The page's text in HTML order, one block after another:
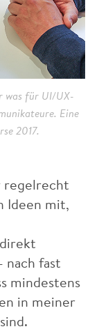
was für UI/UX-
Eine
2017.
regelrecht
Ideen mit,
nach fast
mindestens
in meiner